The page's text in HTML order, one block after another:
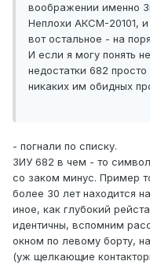
воображении именно
Неплохи АКСМ-20101,
вот остальное - на
И если я могу понять
недостатки 682
никаких им обидных
- погнали по списку.
ЗИУ 682 в чем - то
со заком минус. Пример
более 30 лет находится
иное, как глубокий
идентичны, вспомним
окном по левому борту,
(уж щелкающие